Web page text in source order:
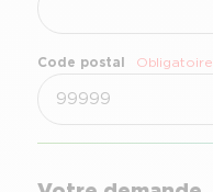
Code postal Obligatoire